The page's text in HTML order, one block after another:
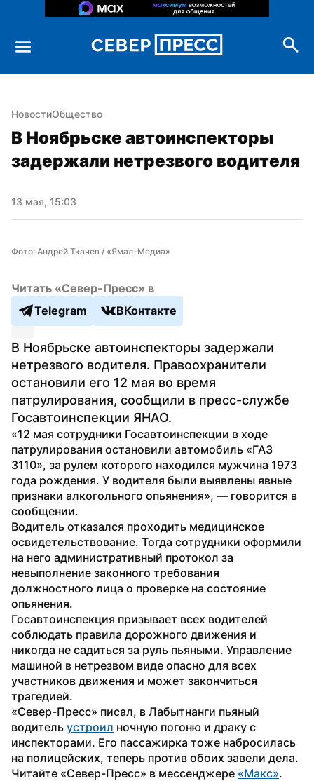
НовостиОбщество
В Ноябрьске автоинспекторы
задержали нетрезвого водителя
13 мая, 15:03
Фото: Андрей Ткачев / «Ямал-Медиа»
Читать «Север-Пресс» в
Telegram
ВКонтакте
В Ноябрьске автоинспекторы задержали
нетрезвого водителя. Правоохранители
остановили его 12 мая во время
патрулирования, сообщили в пресс-службе
Госавтоинспекции ЯНАО.
«12 мая сотрудники Госавтоинспекции в ходе
патрулирования остановили автомобиль «ГАЗ
3110», за рулем которого находился мужчина 1973
года рождения. У водителя были выявлены явные
признаки алкогольного опьянения», — говорится в
сообщении.
Водитель отказался проходить медицинское
освидетельствование. Тогда сотрудники оформили
на него административный протокол за
невыполнение законного требования
должностного лица о проверке на состояние
опьянения.
Госавтоинспекция призывает всех водителей
соблюдать правила дорожного движения и
никогда не садиться за руль пьяными. Управление
машиной в нетрезвом виде опасно для всех
участников движения и может закончиться
трагедией.
«Север-Пресс» писал, в Лабытнанги пьяный
водитель устроил ночную погоню и драку с
инспекторами. Его пассажирка тоже набросилась
на полицейских, теперь против обоих завели дела.
Читайте «Север-Пресс» в мессенджере «Макс».